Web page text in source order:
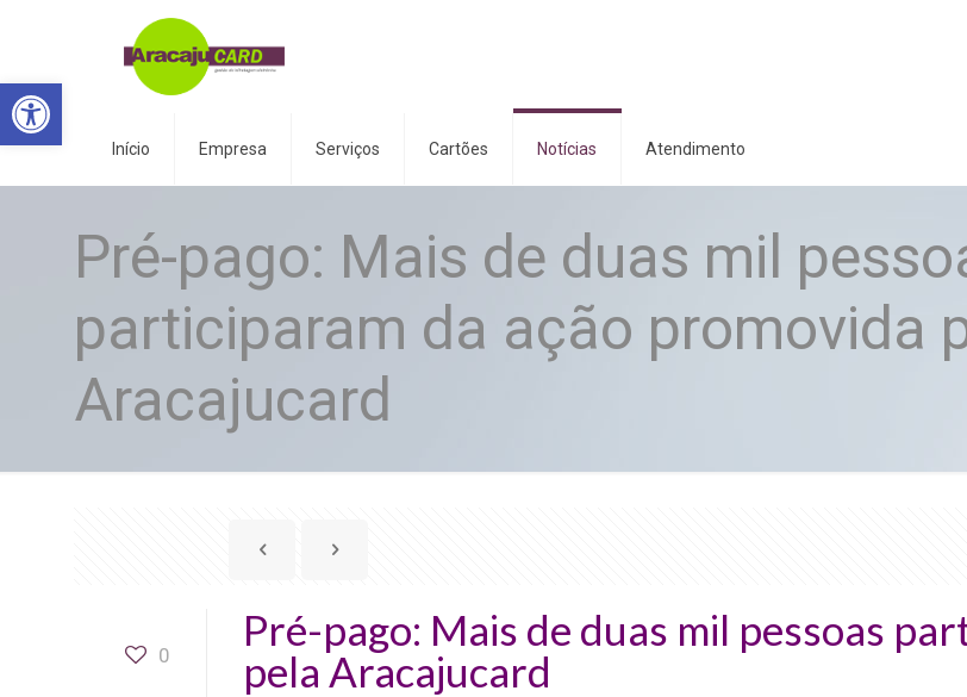
Abrir a barra de ferramentas
Início Empresa Serviços Cartões Notícias Atendimento
Pré-pago: Mais de duas mil
participaram da ação promovida
Aracajucard
0
Pré-pago: Mais de duas mil pessoas
pela Aracajucard